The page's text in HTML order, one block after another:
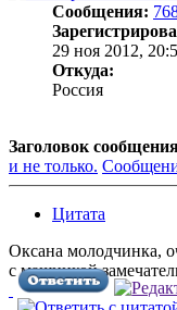
Сообщения:
29 ноя 2012,
Откуда:
Россия
Заголовок
и не только.
Цитата
Оксана молодчинка,
с машинкой